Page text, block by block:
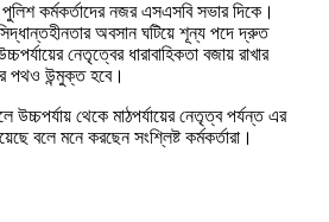
কর্মকর্তাদের নজর এসএসবি সভার দিকে।
অবসান ঘটিয়ে শূন্য পদে দ্রুত
নেতৃত্বের ধারাবাহিকতা বজায় রাখার
পথও উন্মুক্ত হবে।
উচ্চপর্যায় থেকে মাঠপর্যায়ের নেতৃত্ব পর্যন্ত এর
বলে মনে করছেন সংশ্লিষ্ট কর্মকর্তারা।